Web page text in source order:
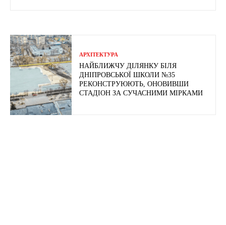
АРХІТЕКТУРА
НАЙБЛИЖЧУ ДІЛЯНКУ БІЛЯ
ДНІПРОВСЬКОЇ ШКОЛИ №35
РЕКОНСТРУЮЮТЬ, ОНОВИВШИ
СТАДІОН ЗА СУЧАСНИМИ МІРКАМИ